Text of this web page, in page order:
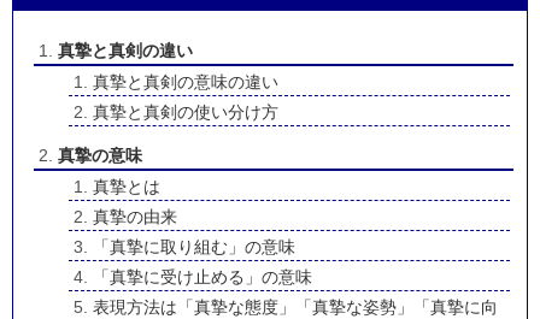
真摯と真剣の違い
真摯と真剣の意味の違い
真摯と真剣の使い分け方
真摯の意味
真摯とは
真摯の由来
「真摯に取り組む」の意味
「真摯に受け止める」の意味
表現方法は「真摯な態度」「真摯な姿勢」「真摯に向